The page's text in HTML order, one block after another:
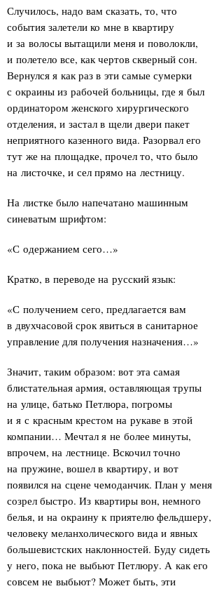
Случилось, надо вам сказать, то, что
события залетели ко мне в квартиру
и за волосы вытащили меня и поволокли,
и полетело все, как чертов скверный сон.
Вернулся я как раз в эти самые сумерки
с окраины из рабочей больницы, где я был
ординатором женского хирургического
отделения, и застал в щели двери пакет
неприятного казенного вида. Разорвал его
тут же на площадке, прочел то, что было
на листочке, и сел прямо на лестницу.
На листке было напечатано машинным
синеватым шрифтом:
«С одержанием сего…»
Кратко, в переводе на русский язык:
«С получением сего, предлагается вам
в двухчасовой срок явиться в санитарное
управление для получения назначения…»
Значит, таким образом: вот эта самая
блистательная армия, оставляющая трупы
на улице, батько Петлюра, погромы
и я с красным крестом на рукаве в этой
компании… Мечтал я не более минуты,
впрочем, на лестнице. Вскочил точно
на пружине, вошел в квартиру, и вот
появился на сцене чемоданчик. План у меня
созрел быстро. Из квартиры вон, немного
белья, и на окраину к приятелю фельдшеру,
человеку меланхолического вида и явных
большевистских наклонностей. Буду сидеть
у него, пока не выбьют Петлюру. А как его
совсем не выбьют? Может быть, эти